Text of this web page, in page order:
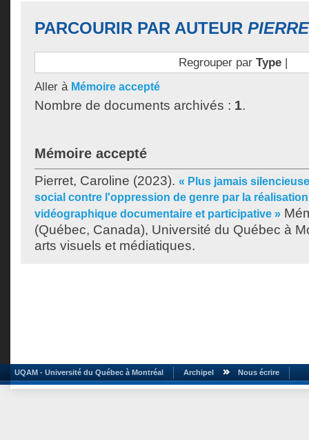
PARCOURIR PAR AUTEUR
Regrouper par Type|
Aller à Mémoire accepté
Nombre de documents archivés : 1.
Mémoire accepté
Pierret, Caroline (2023). « Plus jamais
social contre l'oppression de genre par la
vidéographique documentaire et participative »
(Québec, Canada), Université du Québec à
arts visuels et médiatiques.
UQAM - Université du Québec à Montréal Archipel Nous écrire